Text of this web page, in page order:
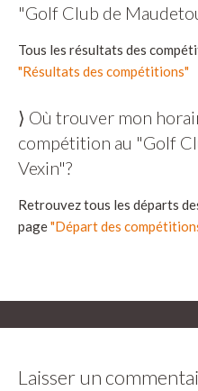
"Golf Club de
Tous les résultats des
"Résultats des compétitions"
⟩ Où trouver mon
compétition au "Golf
Vexin"?
Retrouvez tous les départs
page"Départ des
Laisser un